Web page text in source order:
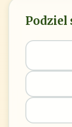
Podziel